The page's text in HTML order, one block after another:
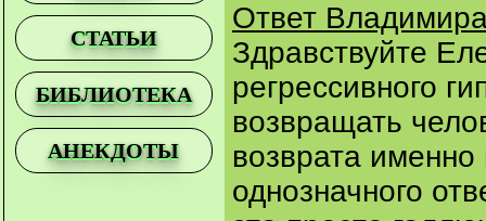
СТАТЬИ
БИБЛИОТЕКА
АНЕКДОТЫ
Ответ
Здравствуйте
регрессивного
возвращать
возврата
однозначного